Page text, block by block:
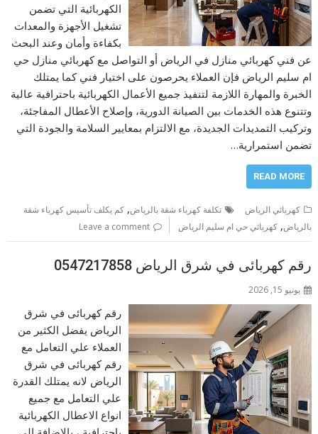
الكهربائية التي تضمن
تشغيل الأجهزة والمعدات
بكفاءة وأمان وعند البحث
عن فني كهربائي منازل في الرياض أو التواصل مع كهربائي منازل حي
ام سليم الرياض فإن العملاء يحرصون على اختيار فني كما يمتلك
الخبرة والمهارة اللازمة لتنفيذ جميع الأعمال الكهربائية باحترافية عالية
وتتنوع هذه الخدمات بين الصيانة الدورية، وإصلاح الأعطال المفاجئة،
وتركيب التمديدات الجديدة، مع الالتزام بمعايير السلامة والجودة التي
تضمن استمرارية…
READ MORE
كهربائي الرياض تكلفة كهرباء شقة بالرياض,كم يكلف تأسيس كهرباء شقة
بالرياض,كهربائي حي ام سليم الرياض Leave a comment
رقم كهربائى في شرق الرياض 0547217858
يونيو 15, 2026
رقم كهربائى في شرق
الرياض يفضل الكثير من
العملاء علي التعامل مع
رقم كهربائى في شرق
الرياض لانه يمتلك القدرة
علي التعامل مع جميع
انواع الاعطال الكهربائية